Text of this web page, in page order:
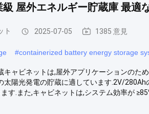
屋外エネルギー貯蔵庫 最適
ト 2025-07-05 1385 意見
#containerized battery energy storage
キャビネットは,屋外アプリケーションのた
太陽光発電の貯蔵に適しています.2V/
す.また,キャビネットは,システム効率が